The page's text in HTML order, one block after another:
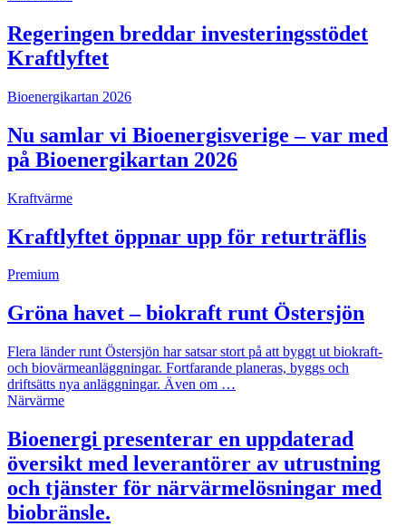
Regeringen breddar investeringsstödet
Kraftlyftet
Bioenergikartan 2026
Nu samlar vi Bioenergisverige – var med
på Bioenergikartan 2026
Kraftvärme
Kraftlyftet öppnar upp för returträflis
Premium
Gröna havet – biokraft runt Östersjön
Flera länder runt Östersjön har satsar stort på att byggt ut biokraft-
och biovärmeanläggningar. Fortfarande planeras, byggs och
driftsätts nya anläggningar. Även om …
Närvärme
Bioenergi presenterar en uppdaterad
översikt med leverantörer av utrustning
och tjänster för närvärmelösningar med
biobränsle.